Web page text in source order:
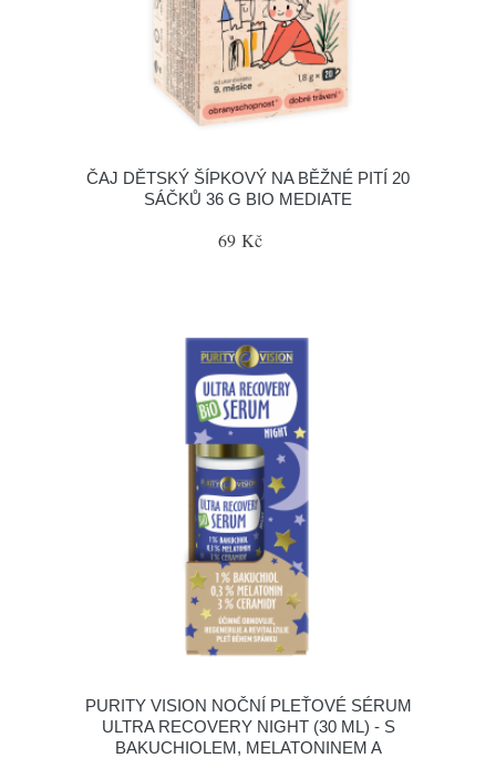
ČAJ DĚTSKÝ ŠÍPKOVÝ NA BĚŽNÉ PITÍ 20
SÁČKŮ 36 G BIO MEDIATE
69 Kč
PURITY VISION NOČNÍ PLEŤOVÉ SÉRUM
ULTRA RECOVERY NIGHT (30 ML) - S
BAKUCHIOLEM, MELATONINEM A